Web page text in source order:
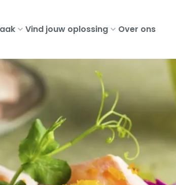
Vind jouw oplossing Over ons